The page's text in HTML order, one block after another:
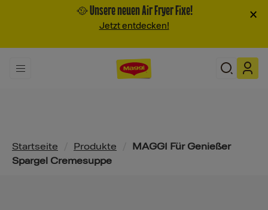
🥘 Unsere neuen Air Fryer Fixe!
Jetzt entdecken!
×
Pfadnavigation
Startseite Produkte
MAGGI Für Genießer
Spargel Cremesuppe